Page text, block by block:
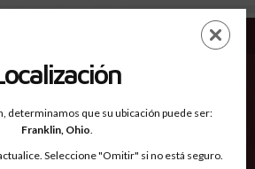
Parish LA - Condados Reconocidos
EN
Reconocidos
2600
determinamos que su ubicación puede ser:
Franklin, Ohio.
Seleccione "Omitir" si no está seguro.